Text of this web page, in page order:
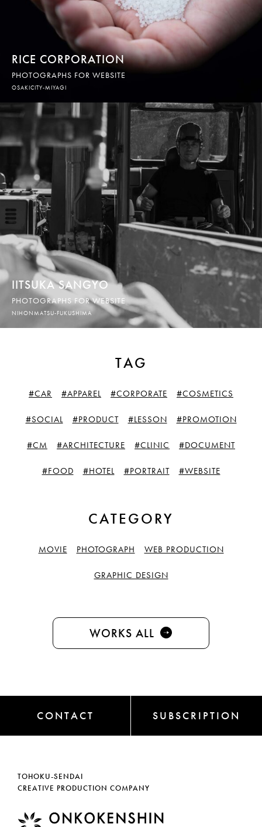
RICE CORPORATION
PHOTOGRAPHS FOR WEBSITE
OSAKICITY-MIYAGI
IITSUKA SANGYO
PHOTOGRAPHS FOR WEBSITE
NIHONMATSU-FUKUSHIMA
TAG
#CAR #APPAREL #CORPORATE #COSMETICS
#SOCIAL #PRODUCT #LESSON #PROMOTION
#CM #ARCHITECTURE #CLINIC #DOCUMENT
#FOOD #HOTEL #PORTRAIT #WEBSITE
CATEGORY
MOVIE PHOTOGRAPH WEB PRODUCTION
GRAPHIC DESIGN
WORKS ALL
CONTACT SUBSCRIPTION
TOHOKU-SENDAI
CREATIVE PRODUCTION COMPANY